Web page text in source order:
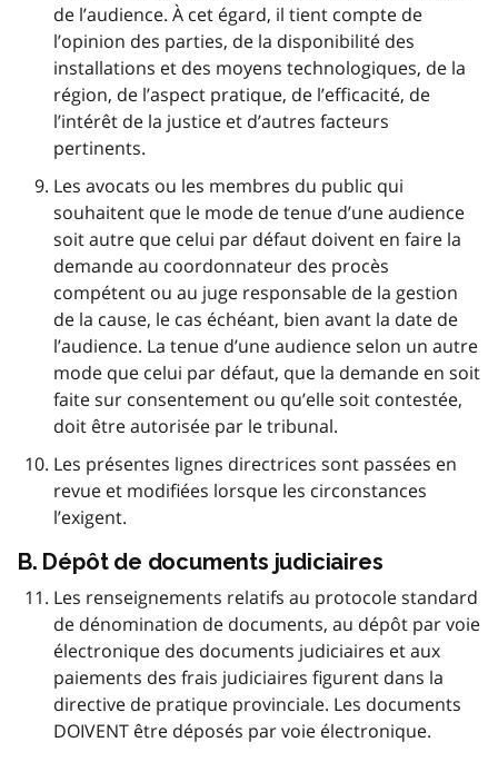
de l’audience. À cet égard, il tient compte de
l’opinion des parties, de la disponibilité des
installations et des moyens technologiques, de la
région, de l’aspect pratique, de l’efficacité, de
l’intérêt de la justice et d’autres facteurs
pertinents.
Les avocats ou les membres du public qui
souhaitent que le mode de tenue d’une audience
soit autre que celui par défaut doivent en faire la
demande au coordonnateur des procès
compétent ou au juge responsable de la gestion
de la cause, le cas échéant, bien avant la date de
l’audience. La tenue d’une audience selon un autre
mode que celui par défaut, que la demande en soit
faite sur consentement ou qu’elle soit contestée,
doit être autorisée par le tribunal.
Les présentes lignes directrices sont passées en
revue et modifiées lorsque les circonstances
l’exigent.
B. Dépôt de documents judiciaires
Les renseignements relatifs au protocole standard
de dénomination de documents, au dépôt par voie
électronique des documents judiciaires et aux
paiements des frais judiciaires figurent dans la
directive de pratique provinciale. Les documents
DOIVENT être déposés par voie électronique.